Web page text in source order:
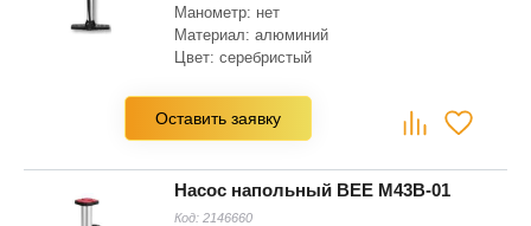
Манометр: нет
Материал: алюминий
Цвет: серебристый
Оставить заявку
Насос напольный BEE M43B-01
Код: 2146660